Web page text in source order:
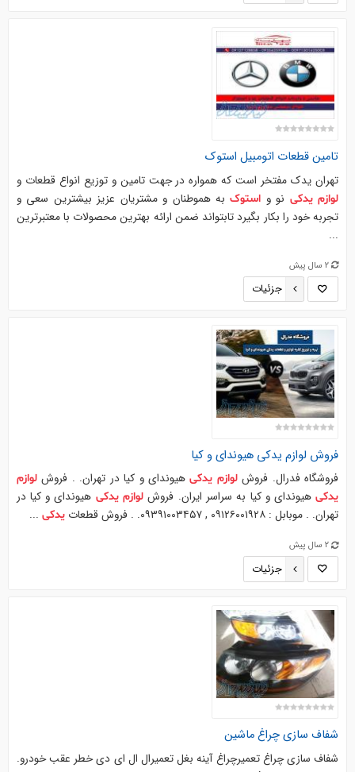
تامین قطعات اتومبیل استوک
تهران یدک مفتخر است که همواره در جهت تامین و توزیع انواع قطعات و
لوازم یدکی نو و استوکبه هموطنان و مشتریان عزیز بیشترین سعی و
تجربه خود را بکار بگیرد تابتواند ضمن ارائه بهترین محصولات با معتبرترین
...
2 سال پیش
جزئیات
فروش لوازم یدکی هیوندای و کیا
فروشگاه فدرال. فروشلوازم یدکیهیوندای و کیا در تهران. . فروشلوازم
یدکیهیوندای و کیا به سراسر ایران. فروش لوازم یدکی هیوندای و کیا در
تهران. . موبابل : ۰۹۱۲۶۰۰۱۹۲۸ , ۰۹۳۹۱۰۰۳۴۵۷. . فروش قطعات
یدکی...
2 سال پیش
جزئیات
شفاف سازی چراغ ماشین
شفاف سازی چراغ تعمیرچراغ آینه بغل تعمیرال ال ای دی خطر عقب خودرو.